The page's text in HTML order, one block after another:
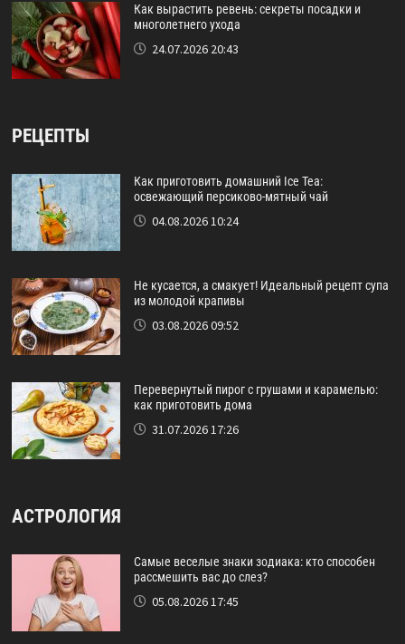
Как вырастить ревень: секреты посадки и
многолетнего ухода
24.07.2026 20:43
РЕЦЕПТЫ
Как приготовить домашний Ice Tea:
освежающий персиково-мятный чай
04.08.2026 10:24
Не кусается, а смакует! Идеальный рецепт супа
из молодой крапивы
03.08.2026 09:52
Перевернутый пирог с грушами и карамелью:
как приготовить дома
31.07.2026 17:26
АСТРОЛОГИЯ
Самые веселые знаки зодиака: кто способен
рассмешить вас до слез?
05.08.2026 17:45